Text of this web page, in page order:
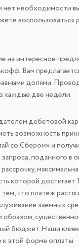
необходимости
воспользоваться
на интересное
Вам
долями.
каждые две недели.
дебетовой
возможность
со Сбером» и
поданного в
которой достигает
что платеж
заемных
образом,
бюджет. Наши
этой форме оплаты.